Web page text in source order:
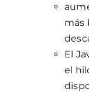
más
El
el